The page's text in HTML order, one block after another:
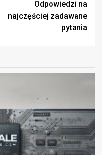
Odpowiedzi na
najczęściej zadawane
pytania